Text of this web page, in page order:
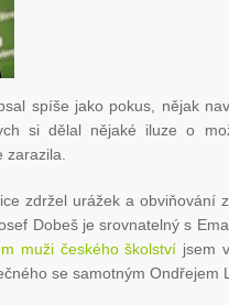
spíše jako pokus, nějak
si dělal nějaké iluze o
zdržel urážek a obviňování
Dobeš je srovnatelný s
muži českého školství jsem
se samotným Ondřejem